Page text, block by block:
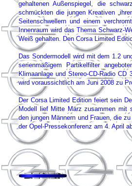
gehaltenen Außenspiegel, die
schmückten die jungen Kreativen
Seitenschwellern und einem
Innenraum wird das Thema Schwarz-
Weiß gehalten. Den Corsa Limited
Das Sondermodell wird mit dem 1.2
serienmäßigem Partikelfilter
Klimaanlage und Stereo-CD-Radio
wird voraussichtlich am Juni 2008 zu
Der Corsa Limited Edition feiert sein
Modell lief Mitte März zusammen mit
den jungen Männern und Frauen, die
der Opel-Pressekonferenz am 4. April